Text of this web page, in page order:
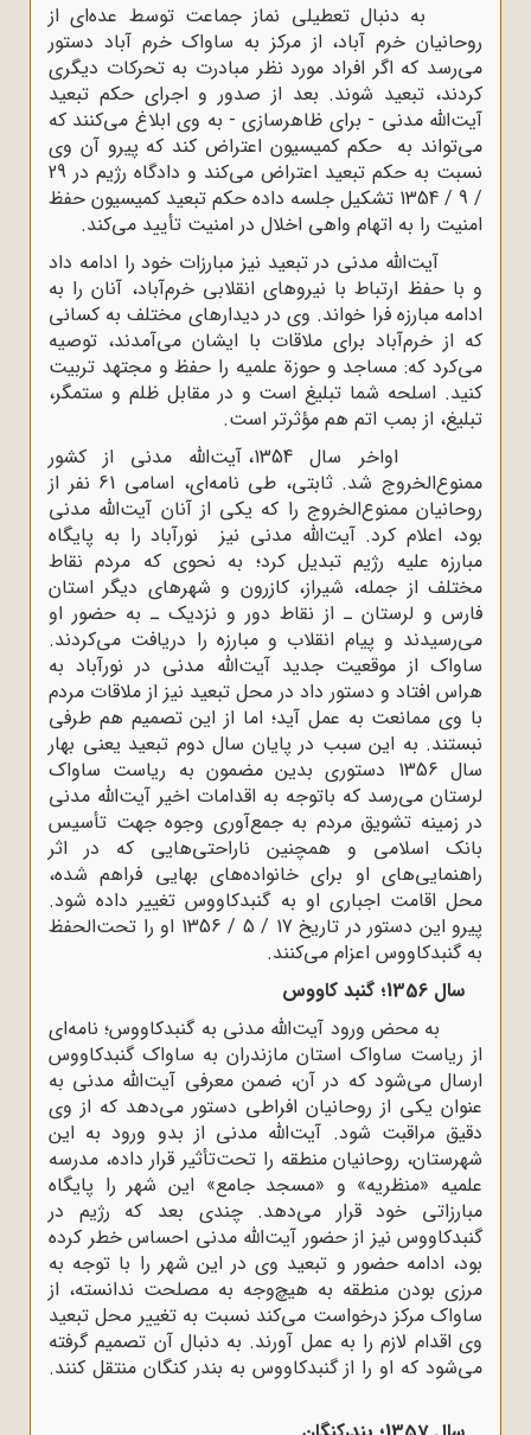
به دنبال تعطیلی نماز جماعت توسط عده‌ای از
روحانیان خرم آباد، از مرکز به ساواک خرم آباد دستور
می‌رسد که اگر افراد مورد نظر مبادرت به تحرکات دیگری
کردند، تبعید شوند. بعد از صدور و اجرای حکم تبعید
آیت‌الله مدنی - برای ظاهرسازی - به وی ابلاغ می‌کنند که
می‌تواند به حکم کمیسیون اعتراض کند که پیرو آن وی
نسبت به حکم تبعید اعتراض می‌کند و دادگاه رژیم در 29
/ 9 / 1354 تشکیل جلسه داده حکم تبعید کمیسیون حفظ
امنیت را به اتهام واهی اخلال در امنیت تأیید می‌کند.
آیت‌الله مدنی در تبعید نیز مبارزات خود را ادامه داد
و با حفظ ارتباط با نیروهای انقلابی خرم‌آباد، آنان را به
ادامه مبارزه فرا ‌خواند. وی در دیدارهای مختلف به کسانی
که از خرم‌آباد برای ملاقات با ایشان می‌آمدند، توصیه
می‌کرد که: مساجد و حوزة علمیه را حفظ و مجتهد تربیت
کنید. اسلحه شما تبلیغ است و در مقابل ظلم و ستمگر،
تبلیغ، از بمب اتم هم مؤثرتر است.
اواخر سال 1354، آیت‌الله مدنی از کشور
ممنوع‌الخروج شد. ثابتی، طی نامه‌ای، اسامی 61 نفر از
روحانیان ممنوع‌الخروج را که یکی از آنان آیت‌الله مدنی
بود، اعلام کرد. آیت‌الله مدنی نیز نورآباد را به پایگاه
مبارزه علیه رژیم تبدیل کرد؛ به نحوی که مردم نقاط
مختلف از جمله، شیراز، کازرون و شهرهای دیگر استان
فارس و لرستان ـ از نقاط دور و نزدیک ـ به حضور او
می‌رسیدند و پیام انقلاب و مبارزه را دریافت می‌کردند.
ساواک از موقعیت جدید آیت‌الله مدنی در نورآباد به
هراس افتاد و دستور داد در محل تبعید نیز از ملاقات مردم
با وی ممانعت به عمل آید؛ اما از این تصمیم هم طرفی
نبستند. به این سبب در پایان سال دوم تبعید یعنی بهار
سال 1356 دستوری بدین مضمون به ریاست ساواک
لرستان می‌رسد که باتوجه به اقدامات اخیر آیت‌الله مدنی
در زمینه تشویق مردم به جمع‌آوری وجوه جهت تأسیس
بانک اسلامی و همچنین ناراحتی‌هایی که در اثر
راهنمایی‌های او برای خانواده‌های بهایی فراهم شده،
محل اقامت اجباری او به گنبدکاووس تغییر داده شود.
پیرو این دستور در تاریخ 17 / 5 / 1356 او را تحت‌الحفظ
به گنبدکاووس اعزام می‌کنند.
به محض ورود آیت‌الله مدنی به گنبدکاووس؛ نامه‌ای
از ریاست ساواک استان مازندران به ساواک گنبدکاووس
ارسال می‌شود که در آن، ضمن معرفی آیت‌الله مدنی به
عنوان یکی از روحانیان افراطی دستور می‌دهد که از وی
دقیق مراقبت شود. آیت‌الله مدنی از بدو ورود به این
شهرستان، روحانیان منطقه را تحت‌تأثیر قرار داده، مدرسه
علمیه «منظریه» و «مسجد جامع» این شهر را پایگاه
مبارزاتی خود قرار می‌دهد. چندی بعد که رژیم در
گنبدکاووس نیز از حضور آیت‌الله مدنی احساس خطر کرده
بود، ادامه حضور و تبعید وی در این شهر را با توجه به
مرزی بودن منطقه به هیچ‌وجه به مصلحت ندانسته، از
ساواک مرکز درخواست می‌کند نسبت به تغییر محل تبعید
وی اقدام لازم را به عمل آورند. به دنبال آن تصمیم گرفته
می‌شود که او را از گنبدکاووس به بندر کنگان منتقل کنند.